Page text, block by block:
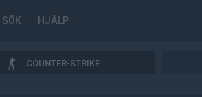
SÖK HJÄLP
COUNTER-STRIKE